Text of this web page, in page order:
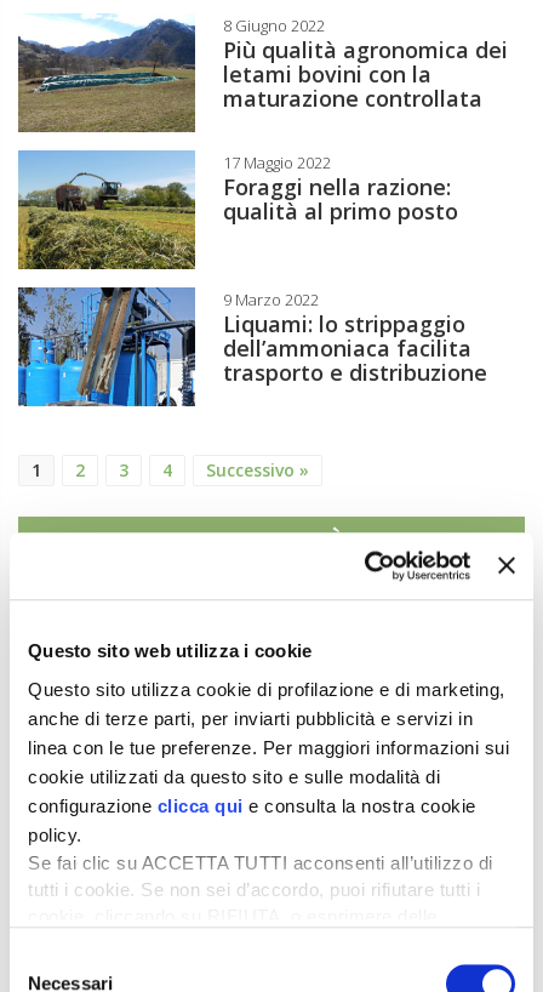
Questo sito web utilizza i cookie
Questo sito utilizza cookie di profilazione e di marketing,
anche di terze parti, per inviarti pubblicità e servizi in
linea con le tue preferenze. Per maggiori informazioni sui
cookie utilizzati da questo sito e sulle modalità di
configurazione clicca qui e consulta la nostra cookie
policy.
Se fai clic su ACCETTA TUTTI acconsenti all’utilizzo di
tutti i cookie. Se non sei d’accordo, puoi rifiutare tutti i
desideri accettare e cliccando ACCETTA SELEZIONATI.
Necessari
8 Giugno 2022
Più qualità agronomica dei
letami bovini con la
maturazione controllata
17 Maggio 2022
Foraggi nella razione:
qualità al primo posto
9 Marzo 2022
Liquami: lo strippaggio
dell’ammoniaca facilita
trasporto e distribuzione
1 2 3 4 Successivo »
ATTUALITÀ
Credito di imposta la 20% per il gasolio
6 Agosto 2026
Arriva una boccata d’ossigeno fondamentale per il
comparto primario italiano,...
Il “ColtivaItalia” passa e va all’esame del
Senato
6 Agosto 2026
“Oggi 6 agosto, la Camera ha approvato il
Coltivaitalia, il provvedimen...
Nel 2025, in Italia, l’agricoltura 4.0 è tornata al